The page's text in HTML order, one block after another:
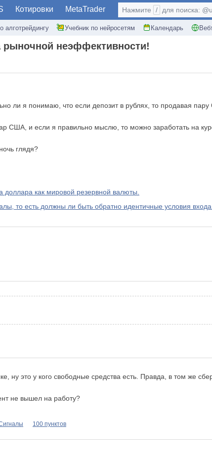
Котировки MetaTrader
алготрейдингу Учебник по нейросетям Календарь
Нажмите / для поиска:
рыночной неэффективности!
ли я понимаю, что если депозит в рублях, то продавая
США, и если я правильно мыслю, то можно заработать на
глядя?
как мировой резервной валюты.
то есть должны ли быть обратно идентичные условия
ну это у кого свободные средства есть. Правда, в том же
не вышел на работу?
100 пунктов